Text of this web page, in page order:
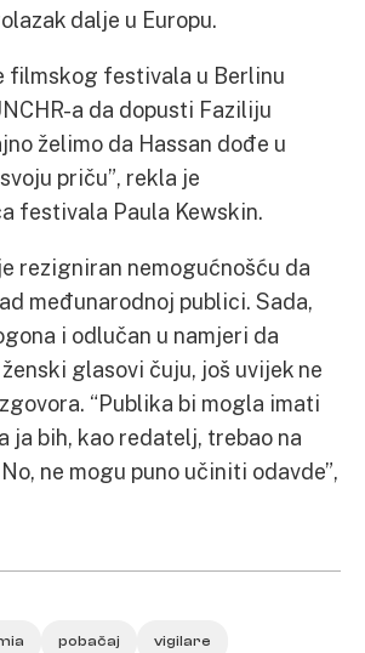
dalje u Europu.
filmskog festivala u Berlinu
a da dopusti Faziliju
želimo da Hassan dođe u
priču”, rekla je
festivala Paula Kewskin.
rezigniran nemogućnošću da
međunarodnoj publici. Sada,
i odlučan u namjeri da
glasovi čuju, još uvijek ne
“Publika bi mogla imati
ja bih, kao redatelj, trebao na
ne mogu puno učiniti odavde”,
pobačaj vigilare